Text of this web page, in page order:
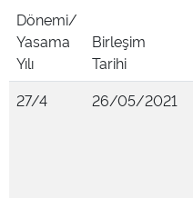
Dönemi/
Yasama
Yılı
Birleşim
Tarihi
27/4
26/05/2021